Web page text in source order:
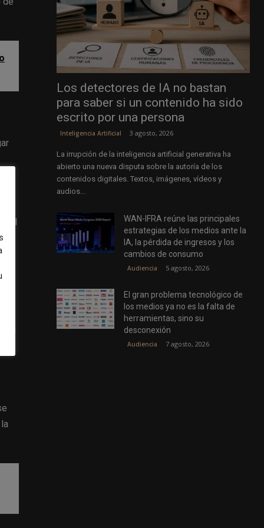
El
Los detectores de IA no bastan
para saber si un contenido ha sido
escrito por una persona
Inteligencia Artificial 3 agosto, 2026
La irrupción de la inteligencia artificial generativa ha
abierto una nueva disputa sobre la autoría de los
contenidos digitales. Textos, imágenes, vídeos y
audios...
WAN-IFRA reúne las principales
estrategias de los medios ante la
IA, la pérdida de ingresos y los
cambios de consumo
Audiencia 5 agosto, 2026
El gran problema tecnológico de
los medios ya no es la falta de
herramientas, sino su
desconexión
Audiencia 7 agosto, 2026